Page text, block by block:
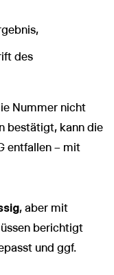
des
Nummer nicht
bestätigt, kann die
entfallen – mit
, aber mit
berichtigt
und ggf.